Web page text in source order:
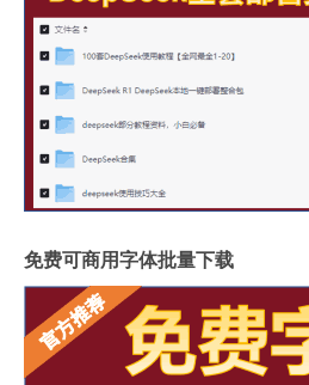
免费可商用字体批量下载